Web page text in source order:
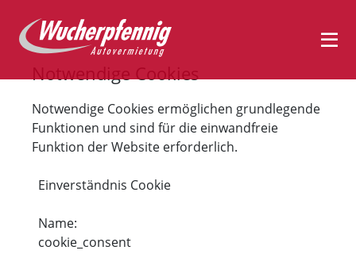
Notwendige Cookies
Notwendige Cookies ermöglichen grundlegende
Funktionen und sind für die einwandfreie
Funktion der Website erforderlich.
Einverständnis Cookie
Name:
cookie_consent